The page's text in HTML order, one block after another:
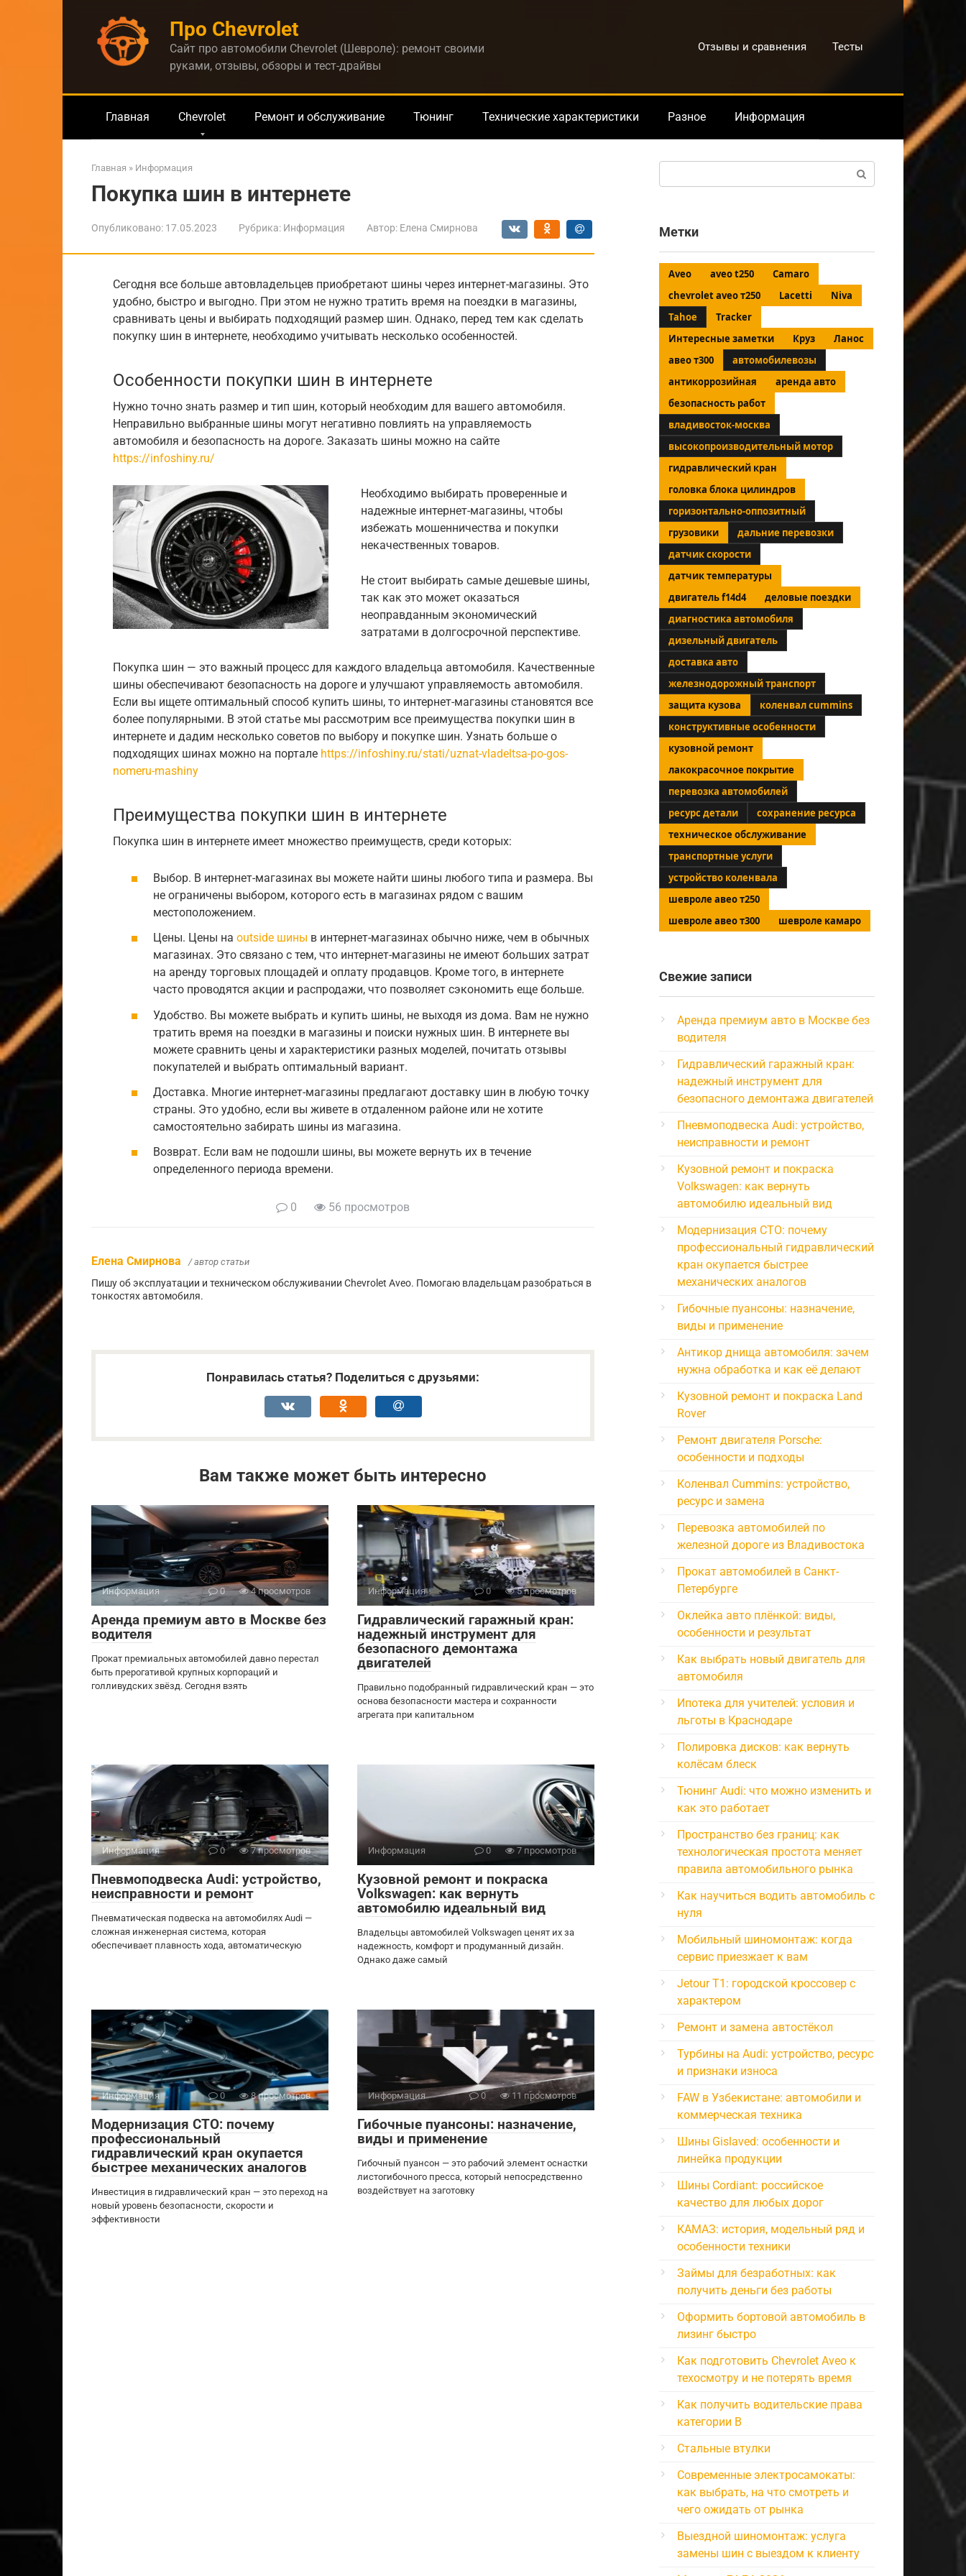
Про Chevrolet
Сайт про автомобили Chevrolet (Шевроле): ремонт своими
руками, отзывы, обзоры и тест-драйвы
Отзывы и сравнения Тесты
Главная Chevrolet Ремонт и обслуживание Тюнинг Технические характеристики Разное Информация
Главная » Информация
Покупка шин в интернете
Опубликовано: 17.05.2023 Рубрика: Информация Автор: Елена Смирнова
Сегодня все больше автовладельцев приобретают шины через интернет-магазины. Это
удобно, быстро и выгодно. При этом не нужно тратить время на поездки в магазины,
сравнивать цены и выбирать подходящий размер шин. Однако, перед тем как сделать
покупку шин в интернете, необходимо учитывать несколько особенностей.
Особенности покупки шин в интернете
Нужно точно знать размер и тип шин, который необходим для вашего автомобиля.
Неправильно выбранные шины могут негативно повлиять на управляемость
автомобиля и безопасность на дороге. Заказать шины можно на сайте
https://infoshiny.ru/
Необходимо выбирать проверенные и
надежные интернет-магазины, чтобы
избежать мошенничества и покупки
некачественных товаров.
Не стоит выбирать самые дешевые шины,
так как это может оказаться
неоправданным экономический
затратами в долгосрочной перспективе.
Покупка шин — это важный процесс для каждого владельца автомобиля. Качественные
шины обеспечивают безопасность на дороге и улучшают управляемость автомобиля.
Если вы ищете оптимальный способ купить шины, то интернет-магазины становятся все
более популярными. В этой статье мы рассмотрим все преимущества покупки шин в
интернете и дадим несколько советов по выбору и покупке шин. Узнать больше о
подходящих шинах можно на портале https://infoshiny.ru/stati/uznat-vladeltsa-po-gos-
nomeru-mashiny
Преимущества покупки шин в интернете
Покупка шин в интернете имеет множество преимуществ, среди которых:
Выбор. В интернет-магазинах вы можете найти шины любого типа и размера. Вы
не ограничены выбором, которого есть в магазинах рядом с вашим
местоположением.
Цены. Цены на outside шины в интернет-магазинах обычно ниже, чем в обычных
магазинах. Это связано с тем, что интернет-магазины не имеют больших затрат
на аренду торговых площадей и оплату продавцов. Кроме того, в интернете
часто проводятся акции и распродажи, что позволяет сэкономить еще больше.
Удобство. Вы можете выбрать и купить шины, не выходя из дома. Вам не нужно
тратить время на поездки в магазины и поиски нужных шин. В интернете вы
можете сравнить цены и характеристики разных моделей, почитать отзывы
покупателей и выбрать оптимальный вариант.
Доставка. Многие интернет-магазины предлагают доставку шин в любую точку
страны. Это удобно, если вы живете в отдаленном районе или не хотите
самостоятельно забирать шины из магазина.
Возврат. Если вам не подошли шины, вы можете вернуть их в течение
определенного периода времени.
0 56 просмотров
Елена Смирнова / автор статьи
Пишу об эксплуатации и техническом обслуживании Chevrolet Aveo. Помогаю владельцам разобраться в
тонкостях автомобиля.
Понравилась статья? Поделиться с друзьями:
Вам также может быть интересно
Информация 0 4 просмотров
Аренда премиум авто в Москве без
водителя
Прокат премиальных автомобилей давно перестал
быть прерогативой крупных корпораций и
голливудских звёзд. Сегодня взять
Информация 0 5 просмотров
Гидравлический гаражный кран:
надежный инструмент для
безопасного демонтажа
двигателей
Правильно подобранный гидравлический кран — это
основа безопасности мастера и сохранности
агрегата при капитальном
Информация 0 7 просмотров
Пневмоподвеска Audi: устройство,
неисправности и ремонт
Пневматическая подвеска на автомобилях Audi —
сложная инженерная система, которая
обеспечивает плавность хода, автоматическую
Информация 0 7 просмотров
Кузовной ремонт и покраска
Volkswagen: как вернуть
автомобилю идеальный вид
Владельцы автомобилей Volkswagen ценят их за
надежность, комфорт и продуманный дизайн.
Однако даже самый
Информация 0 8 просмотров
Модернизация СТО: почему
профессиональный
гидравлический кран окупается
быстрее механических аналогов
Инвестиция в гидравлический кран — это переход на
новый уровень безопасности, скорости и
эффективности
Информация 0 11 просмотров
Гибочные пуансоны: назначение,
виды и применение
Гибочный пуансон — это рабочий элемент оснастки
листогибочного пресса, который непосредственно
воздействует на заготовку
Метки
Aveo aveo t250
Camaro
chevrolet aveo т250
Lacetti
Niva
Tahoe
Tracker
Интересные заметки
Круз
Ланос
авео т300
автомобилевозы
антикоррозийная
аренда авто
безопасность работ
владивосток-москва
высокопроизводительный мотор
гидравлический кран
головка блока цилиндров
горизонтально-оппозитный
грузовики
дальние перевозки
датчик скорости
датчик температуры
двигатель f14d4
деловые поездки
диагностика автомобиля
дизельный двигатель
доставка авто
железнодорожный транспорт
защита кузова
коленвал cummins
конструктивные особенности
кузовной ремонт
лакокрасочное покрытие
перевозка автомобилей
ресурс детали
сохранение ресурса
техническое обслуживание
транспортные услуги
устройство коленвала
шевроле авео т250
шевроле авео т300
шевроле камаро
Свежие записи
Аренда премиум авто в Москве без
водителя
Гидравлический гаражный кран:
надежный инструмент для
безопасного демонтажа двигателей
Пневмоподвеска Audi: устройство,
неисправности и ремонт
Кузовной ремонт и покраска
Volkswagen: как вернуть
автомобилю идеальный вид
Модернизация СТО: почему
профессиональный гидравлический
кран окупается быстрее
механических аналогов
Гибочные пуансоны: назначение,
виды и применение
Антикор днища автомобиля: зачем
нужна обработка и как её делают
Кузовной ремонт и покраска Land
Rover
Ремонт двигателя Porsche:
особенности и подходы
Коленвал Cummins: устройство,
ресурс и замена
Перевозка автомобилей по
железной дороге из Владивостока
Прокат автомобилей в Санкт-
Петербурге
Оклейка авто плёнкой: виды,
особенности и результат
Как выбрать новый двигатель для
автомобиля
Ипотека для учителей: условия и
льготы в Краснодаре
Полировка дисков: как вернуть
колёсам блеск
Тюнинг Audi: что можно изменить и
как это работает
Пространство без границ: как
технологическая простота меняет
правила автомобильного рынка
Как научиться водить автомобиль с
нуля
Мобильный шиномонтаж: когда
сервис приезжает к вам
Jetour T1: городской кроссовер с
характером
Ремонт и замена автостёкол
Турбины на Audi: устройство, ресурс
и признаки износа
FAW в Узбекистане: автомобили и
коммерческая техника
Шины Gislaved: особенности и
линейка продукции
Шины Cordiant: российское
качество для любых дорог
КАМАЗ: история, модельный ряд и
особенности техники
Займы для безработных: как
получить деньги без работы
Оформить бортовой автомобиль в
лизинг быстро
Как подготовить Chevrolet Aveo к
техосмотру и не потерять время
Как получить водительские права
категории B
Стальные втулки
Современные электросамокаты:
как выбрать, на что смотреть и
чего ожидать от рынка
Выездной шиномонтаж: услуга
замены шин с выездом к клиенту